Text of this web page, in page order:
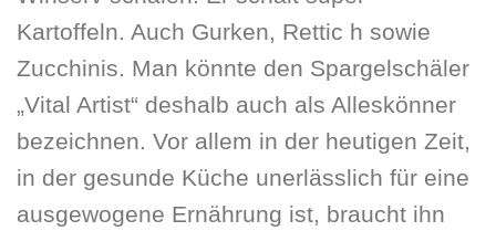
Kartoffeln. Auch Gurken, Rettic h sowie
Zucchinis. Man könnte den Spargelschäler
„Vital Artist“ deshalb auch als Alleskönner
bezeichnen. Vor allem in der heutigen Zeit,
in der gesunde Küche unerlässlich für eine
ausgewogene Ernährung ist, braucht ihn